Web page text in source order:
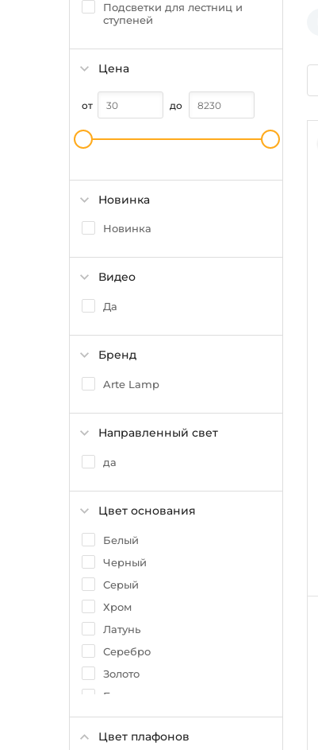
Подсветки для лестниц и
ступеней
Цена
от до
Новинка
Новинка
Видео
Да
Бренд
Arte Lamp
Направленный свет
да
Цвет основания
Белый
Черный
Серый
Хром
Латунь
Серебро
Золото
Бронза
Цвет плафонов